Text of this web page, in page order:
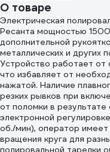
О товаре
Электрическая
Ресанта мощностью
дополнительной
металлических и других
Устройство работает от
что избавляет от
нажатой. Наличие
резких рывков при
от поломки в результате
электронной
об./мин), оператор
вращения круга для
полировальной тарелки